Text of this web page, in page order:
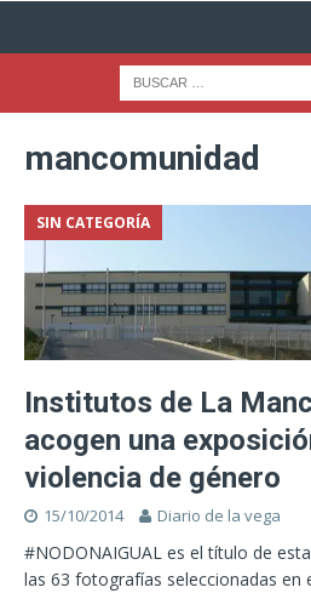
mancomunidad
SIN CATEGORÍA
Institutos de La
acogen una
violencia de género
15/10/2014 Diario de la vega
#NODONAIGUAL es el título de
las 63 fotografías seleccionadas en